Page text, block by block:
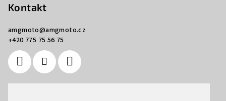
Kontakt
amgmoto@amgmoto.cz
+420 775 75 56 75